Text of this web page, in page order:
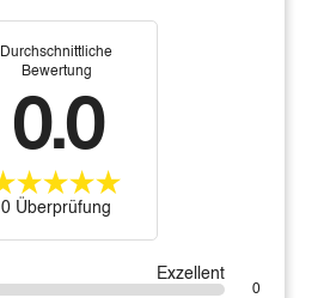
Durchschnittliche
Bewertung
0.0
0 Überprüfung
Exzellent
0